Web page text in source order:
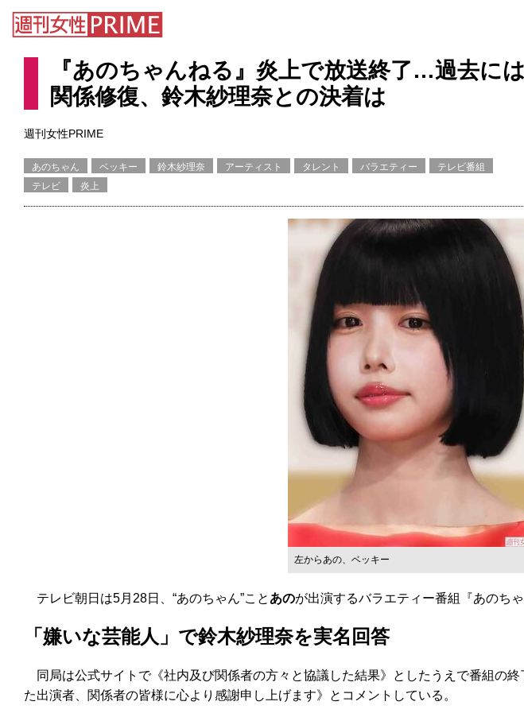
『あのちゃんねる』炎上で放送終了…過去に
関係修復、鈴木紗理奈との決着は
週刊女性PRIME
あのちゃん ベッキー 鈴木紗理奈 アーティスト タレント バラエティー
テレビ番組
テレビ
炎上
左からあの、ベッキー
テレビ朝日は5月28日、“あのちゃん”こと あのが出演するバラエティー番組『あのち
「嫌いな芸能人」で鈴木紗理奈を実名回答
同局は公式サイトで《社内及び関係者の方々と協議した結果》としたうえで番組の
た出演者、関係者の皆様に心より感謝申し上げます》とコメントしている。